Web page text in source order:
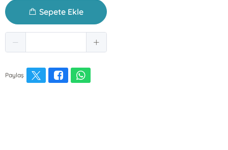
Sepete Ekle
Paylaş